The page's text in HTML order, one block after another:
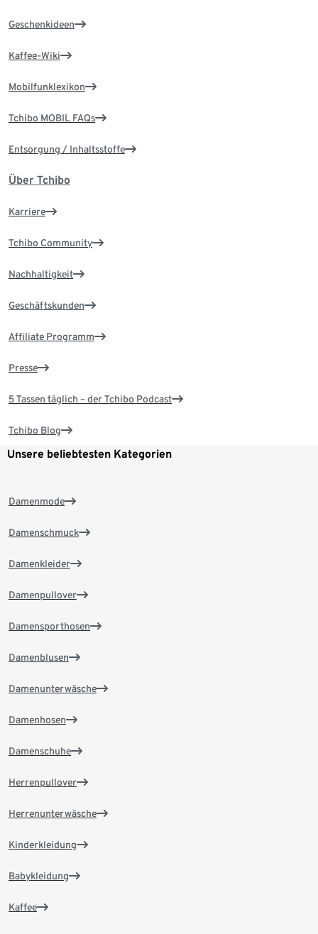
Geschenkideen
Kaffee-Wiki
Mobilfunklexikon
Tchibo MOBIL FAQs
Entsorgung / Inhaltsstoffe
Über Tchibo
Karriere
Tchibo Community
Nachhaltigkeit
Geschäftskunden
Affiliate Programm
Presse
5 Tassen täglich – der Tchibo Podcast
Tchibo Blog
Unsere beliebtesten Kategorien
Damenmode
Damenschmuck
Damenkleider
Damenpullover
Damensporthosen
Damenblusen
Damenunterwäsche
Damenhosen
Damenschuhe
Herrenpullover
Herrenunterwäsche
Kinderkleidung
Babykleidung
Kaffee